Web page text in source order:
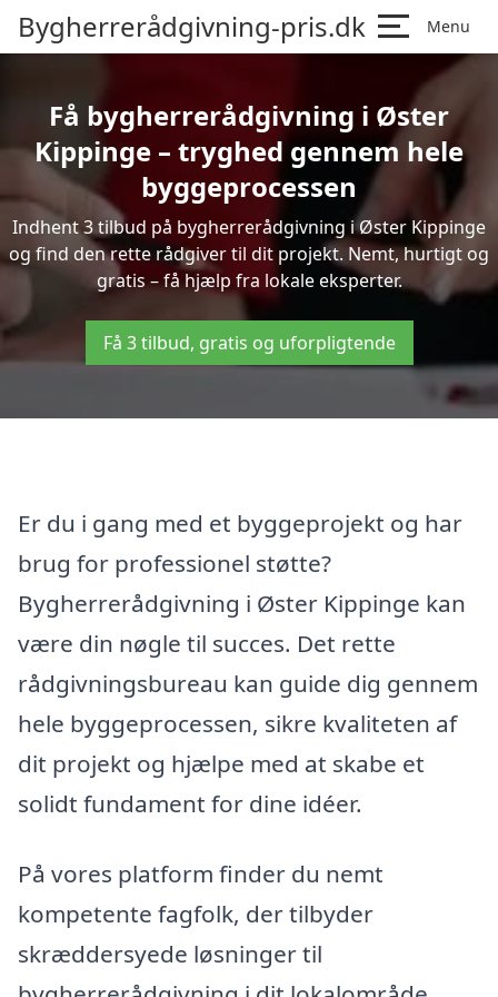
Bygherrerådgivning-pris.dk Menu
Få bygherrerådgivning i Øster
Kippinge – tryghed gennem hele
byggeprocessen
Indhent 3 tilbud på bygherrerådgivning i Øster Kippinge
og find den rette rådgiver til dit projekt. Nemt, hurtigt og
gratis – få hjælp fra lokale eksperter.
Få 3 tilbud, gratis og uforpligtende
Er du i gang med et byggeprojekt og har
brug for professionel støtte?
Bygherrerådgivning i Øster Kippinge kan
være din nøgle til succes. Det rette
rådgivningsbureau kan guide dig gennem
hele byggeprocessen, sikre kvaliteten af
dit projekt og hjælpe med at skabe et
solidt fundament for dine idéer.
På vores platform finder du nemt
kompetente fagfolk, der tilbyder
skræddersyede løsninger til